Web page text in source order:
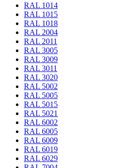
RAL 1014
RAL 1015
RAL 1018
RAL 2004
RAL 2011
RAL 3005
RAL 3009
RAL 3011
RAL 3020
RAL 5002
RAL 5005
RAL 5015
RAL 5021
RAL 6002
RAL 6005
RAL 6009
RAL 6019
RAL 6029